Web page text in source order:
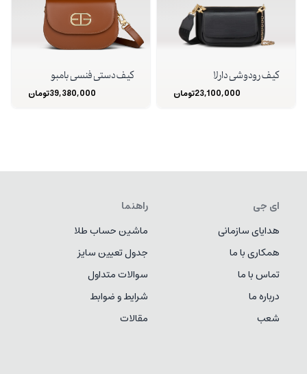
کیف رودوشی دارلا
23,100,000تومان
کیف دستی فنسی بامبو
39,380,000تومان
ای جی
هدایای سازمانی
همکاری با ما
تماس با ما
درباره ما
شعب
راهنما
ماشین حساب طلا
جدول تعیین سایز
سوالات متداول
شرایط و ضوابط
مقالات